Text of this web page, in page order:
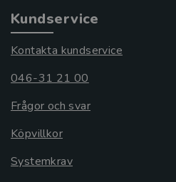
Kundservice
Kontakta kundservice
046-31 21 00
Frågor och svar
Köpvillkor
Systemkrav